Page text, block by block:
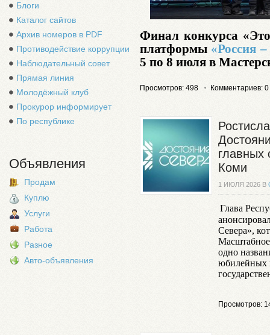
Блоги
Каталог сайтов
Архив номеров в PDF
Противодействие коррупции
Наблюдательный совет
Прямая линия
Молодёжный клуб
Прокурор информирует
По республике
Объявления
Продам
Куплю
Услуги
Работа
Разное
Авто-объявления
Финал конкурса
платформы «Россия
5 по 8 июля в
Просмотров: 498 Комментариев: 0
главных
Коми
1 ИЮЛЯ 2026 В
Глава
Севера»,
Масштабное
одно
юбилейных
Просмотров: